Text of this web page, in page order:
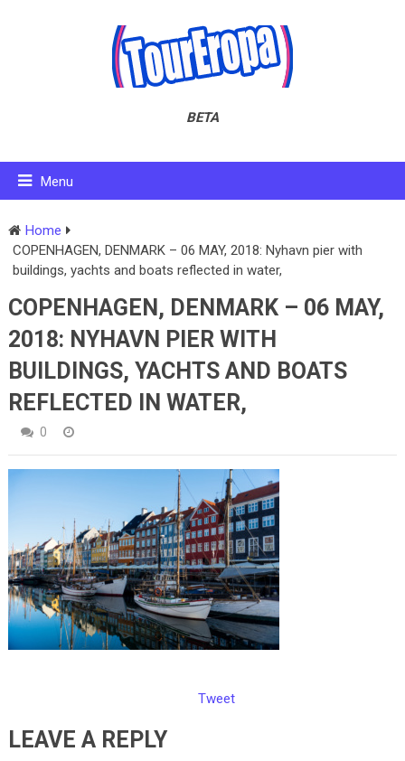
BETA
Menu
Home
COPENHAGEN, DENMARK – 06 MAY, 2018: Nyhavn pier with
buildings, yachts and boats reflected in water,
COPENHAGEN, DENMARK – 06 MAY,
2018: NYHAVN PIER WITH
BUILDINGS, YACHTS AND BOATS
REFLECTED IN WATER,
0
Tweet
LEAVE A REPLY